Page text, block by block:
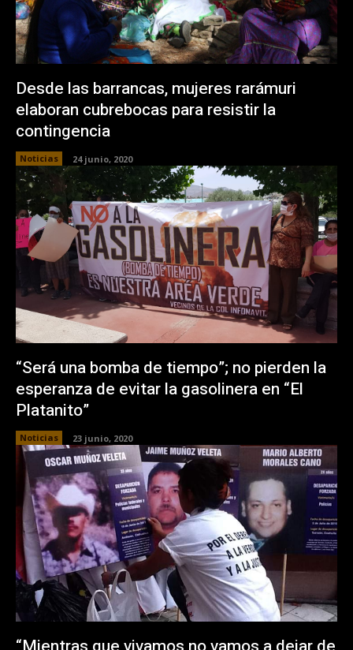
Desde las barrancas, mujeres rarámuri
elaboran cubrebocas para resistir la
contingencia
Noticias 24 junio, 2020
“Será una bomba de tiempo”; no pierden la
esperanza de evitar la gasolinera en “El
Platanito”
Noticias 23 junio, 2020